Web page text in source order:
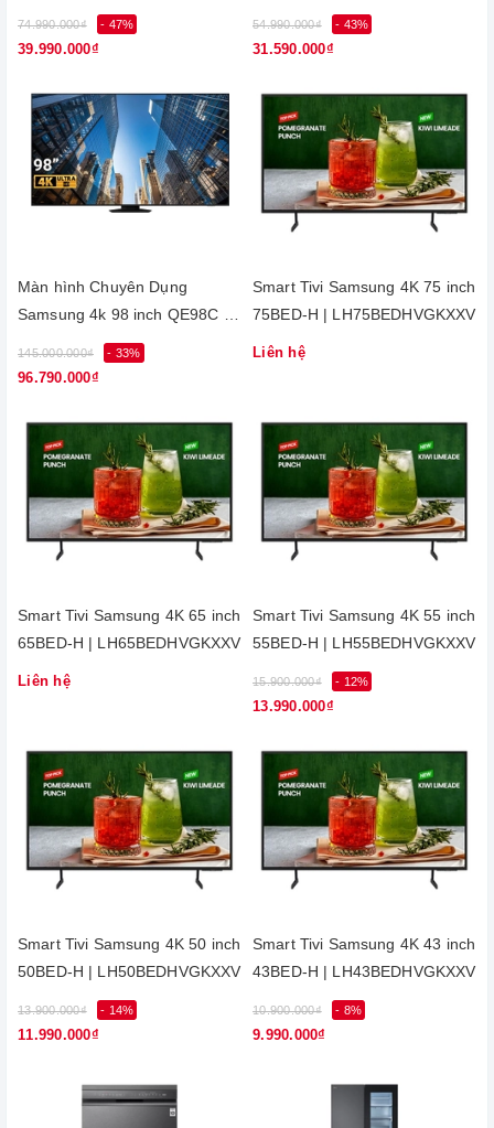
5 móc Màu gương kính đen
74.990.000₫ - 47%
39.990.000₫
móc Màu xanh lá cây
54.990.000₫ - 43%
31.590.000₫
Màn hình Chuyên Dụng
Samsung 4k 98 inch QE98C |
LH98QECELGCXXV
145.000.000₫ - 33%
96.790.000₫
Smart Tivi Samsung 4K 75 inch
75BED-H | LH75BEDHVGKXXV
Liên hệ
Smart Tivi Samsung 4K 65 inch
65BED-H | LH65BEDHVGKXXV
Liên hệ
Smart Tivi Samsung 4K 55 inch
55BED-H | LH55BEDHVGKXXV
15.900.000₫ - 12%
13.990.000₫
Smart Tivi Samsung 4K 50 inch
50BED-H | LH50BEDHVGKXXV
13.900.000₫ - 14%
11.990.000₫
Smart Tivi Samsung 4K 43 inch
43BED-H | LH43BEDHVGKXXV
10.900.000₫ - 8%
9.990.000₫